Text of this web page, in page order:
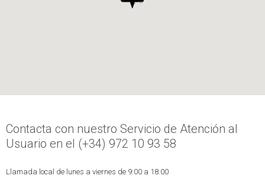
Contacta con nuestro Servicio de Atención al
Usuario en el (+34) 972 10 93 58
Llamada local de lunes a viernes de 9:00 a 18:00